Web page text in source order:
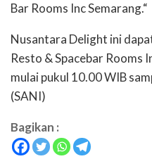
Bar Rooms Inc Semarang.“
Nusantara Delight ini
Resto & Spacebar Rooms
mulai pukul 10.00 WIB
(SANI)
Bagikan :